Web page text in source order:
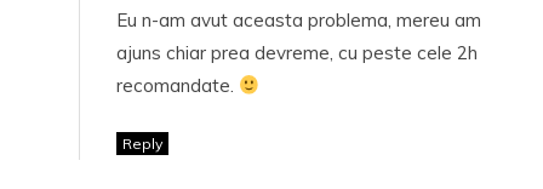
Eu n-am avut aceasta problema, mereu am
ajuns chiar prea devreme, cu peste cele 2h
recomandate.
Reply